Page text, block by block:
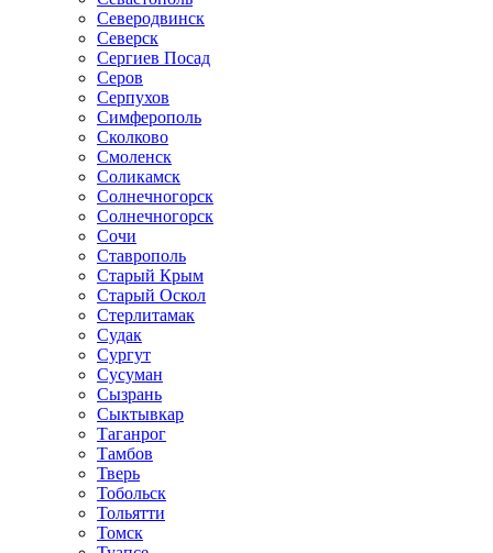
Северодвинск
Северск
Сергиев Посад
Серов
Серпухов
Симферополь
Сколково
Смоленск
Соликамск
Солнечногорск
Солнечногорск
Сочи
Ставрополь
Старый Крым
Старый Оскол
Стерлитамак
Судак
Сургут
Сусуман
Сызрань
Сыктывкар
Таганрог
Тамбов
Тверь
Тобольск
Тольятти
Томск